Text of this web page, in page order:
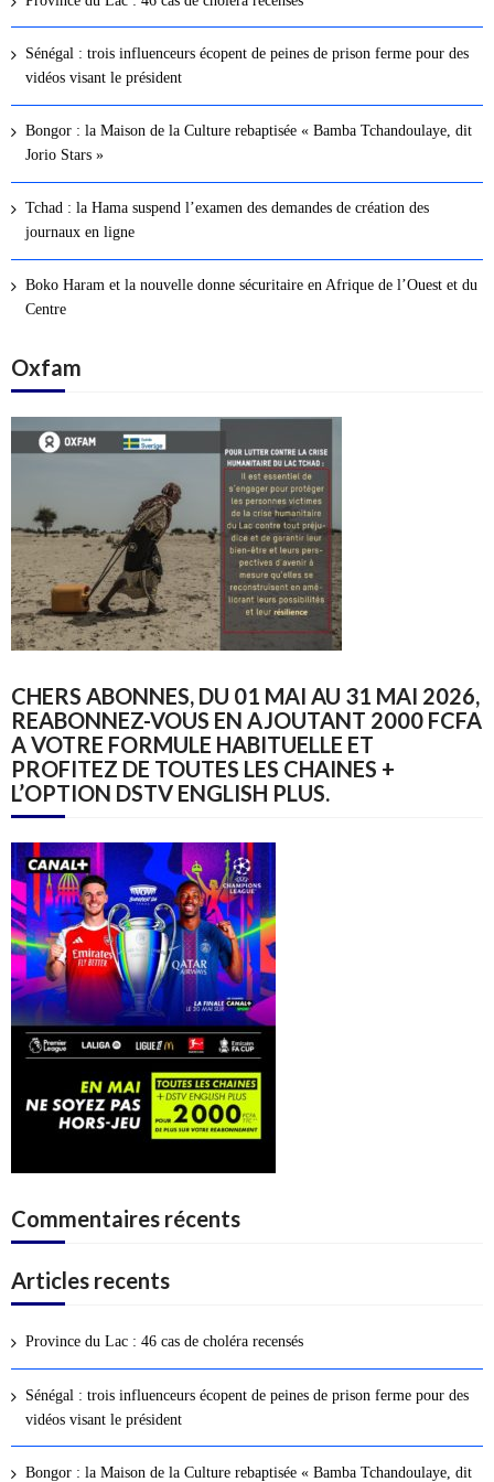
i
o
n
d
e
s
a
r
t
i
c
l
s
Sénégal : trois influenceurs écopent de peines de prison ferme pour des
vidéos visant le président
Bongor : la Maison de la Culture rebaptisée « Bamba Tchandoulaye, dit
Jorio Stars »
Tchad : la Hama suspend l’examen des demandes de création des
journaux en ligne
Boko Haram et la nouvelle donne sécuritaire en Afrique de l’Ouest et du
Centre
Oxfam
CHERS ABONNES, DU 01 MAI AU 31 MAI 2026,
REABONNEZ-VOUS EN AJOUTANT 2000 FCFA
A VOTRE FORMULE HABITUELLE ET
PROFITEZ DE TOUTES LES CHAINES +
L’OPTION DSTV ENGLISH PLUS.
Commentaires récents
Articles recents
Province du Lac : 46 cas de choléra recensés
Sénégal : trois influenceurs écopent de peines de prison ferme pour des
vidéos visant le président
Bongor : la Maison de la Culture rebaptisée « Bamba Tchandoulaye, dit